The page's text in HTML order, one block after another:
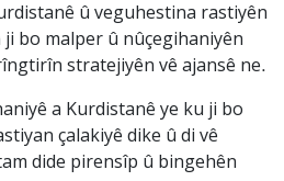
û veguhestina rastiyên
bo malper û nûçegihaniyên
stratejiyên vê ajansê ne.
a Kurdistanê ye ku ji bo
çalakiyê dike û di vê
dide pirensîp û bingehên